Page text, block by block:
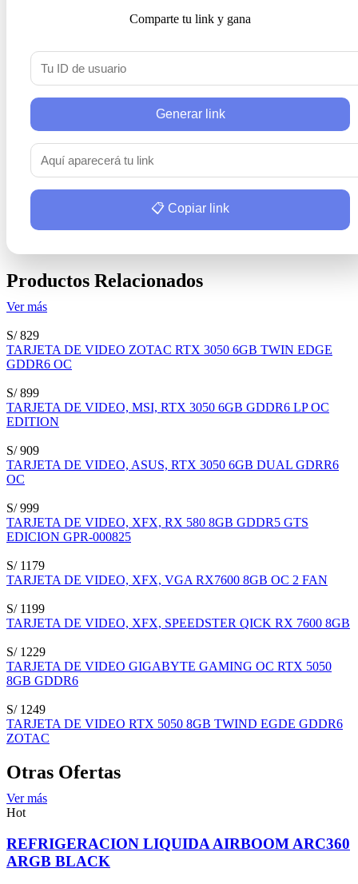
Comparte tu link y gana
Generar link
📋 Copiar link
Productos Relacionados
Ver más
S/ 829
TARJETA DE VIDEO ZOTAC RTX 3050 6GB TWIN EDGE
GDDR6 OC
S/ 899
TARJETA DE VIDEO, MSI, RTX 3050 6GB GDDR6 LP OC
EDITION
S/ 909
TARJETA DE VIDEO, ASUS, RTX 3050 6GB DUAL GDRR6
OC
S/ 999
TARJETA DE VIDEO, XFX, RX 580 8GB GDDR5 GTS
EDICION GPR-000825
S/ 1179
TARJETA DE VIDEO, XFX, VGA RX7600 8GB OC 2 FAN
S/ 1199
TARJETA DE VIDEO, XFX, SPEEDSTER QICK RX 7600 8GB
S/ 1229
TARJETA DE VIDEO GIGABYTE GAMING OC RTX 5050
8GB GDDR6
S/ 1249
TARJETA DE VIDEO RTX 5050 8GB TWIND EGDE GDDR6
ZOTAC
Otras Ofertas
Ver más
Hot
REFRIGERACION LIQUIDA AIRBOOM ARC360
ARGB BLACK